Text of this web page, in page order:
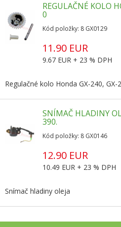
REGULAČNÉ KOLO
0
Kód položky: 8 GX0129
11.90 EUR
9.67 EUR + 23 % DPH
Regulačné kolo Honda GX-240,
SNÍMAČ HLADINY
390.
Kód položky: 8 GX0146
12.90 EUR
10.49 EUR + 23 % DPH
Snímač hladiny oleja